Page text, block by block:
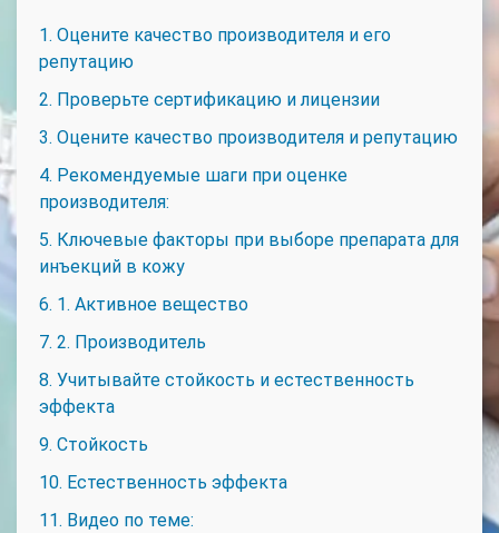
1. Оцените качество производителя и его
репутацию
2. Проверьте сертификацию и лицензии
3. Оцените качество производителя и репутацию
4. Рекомендуемые шаги при оценке
производителя:
5. Ключевые факторы при выборе препарата для
инъекций в кожу
6. 1. Активное вещество
7. 2. Производитель
8. Учитывайте стойкость и естественность
эффекта
9. Стойкость
10. Естественность эффекта
11. Видео по теме: